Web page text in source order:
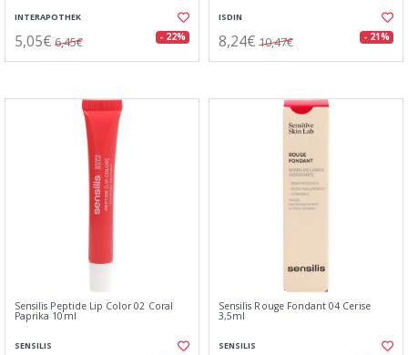
INTERAPOTHEK
5,05€ 6,45€ - 22%
ISDIN
8,24€ 10,47€ - 21%
Sensilis Peptide Lip Color 02 Coral
Paprika 10ml
SENSILIS
Sensilis Rouge Fondant 04 Cerise
3,5ml
SENSILIS